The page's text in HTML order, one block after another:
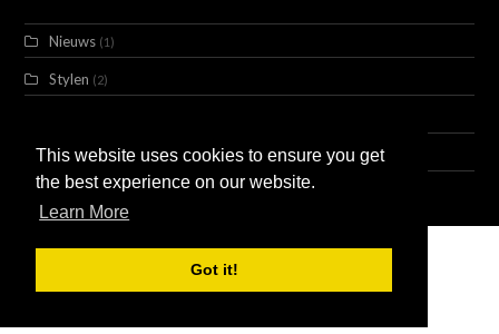
This website uses cookies to ensure you get
the best experience on our website.
Learn More
Got it!
Nieuws (1)
Stylen (2)
Uncategorized (1)
Adverteren
Huur Ons in